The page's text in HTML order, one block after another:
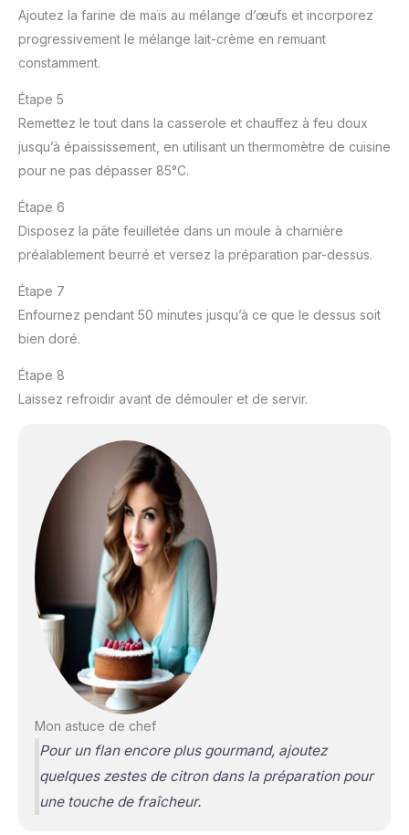
Ajoutez la farine de maïs au mélange d’œufs et incorporez
progressivement le mélange lait-crème en remuant
constamment.
Étape 5
Remettez le tout dans la casserole et chauffez à feu doux
jusqu’à épaississement, en utilisant un thermomètre de cuisine
pour ne pas dépasser 85°C.
Étape 6
Disposez la pâte feuilletée dans un moule à charnière
préalablement beurré et versez la préparation par-dessus.
Étape 7
Enfournez pendant 50 minutes jusqu’à ce que le dessus soit
bien doré.
Étape 8
Laissez refroidir avant de démouler et de servir.
Mon astuce de chef
Pour un flan encore plus gourmand, ajoutez
quelques zestes de citron dans la préparation pour
une touche de fraîcheur.